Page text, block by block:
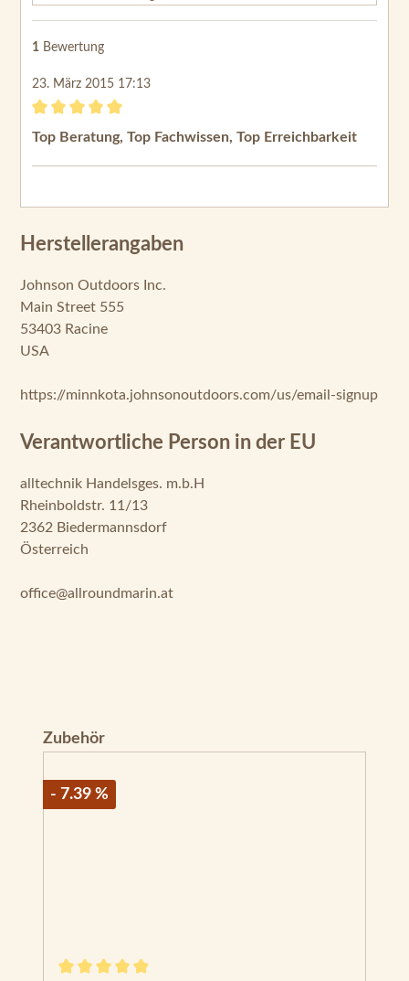
1 Bewertung
23. März 2015 17:13
Bewertung mit 5 von 5 Sternen
Top Beratung, Top Fachwissen, Top Erreichbarkeit
Herstellerangaben
Johnson Outdoors Inc.
Main Street 555
53403 Racine
USA
https://minnkota.johnsonoutdoors.com/us/email-signup
Verantwortliche Person in der EU
alltechnik Handelsges. m.b.H
Rheinboldstr. 11/13
2362 Biedermannsdorf
Österreich
office@allroundmarin.at
Produktgalerie überspringen
Zubehör
- 7.39 %